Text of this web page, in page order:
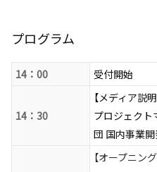
プログラム
14：00 受付開始
14：30
【メディア説明
プロジェクト
団 国内事業開
【オープニン